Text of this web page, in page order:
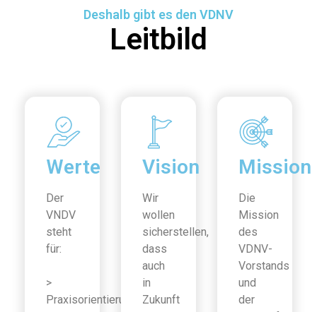
Deshalb gibt es den VDNV
Leitbild
Werte
Der
VNDV
steht
für:
>
Praxisorientierung
Vision
Wir
wollen
sicherstellen,
dass
auch
in
Zukunft
Mission
Die
Mission
des
VDNV-
Vorstands
und
der